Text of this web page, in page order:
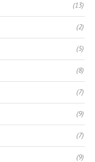
(13)
(2)
(5)
(8)
(7)
(9)
(7)
(9)